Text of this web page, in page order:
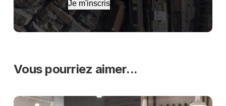
Je m'inscris
Vous pourriez aimer...